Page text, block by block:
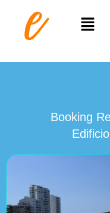
contenido
Menú
Booking